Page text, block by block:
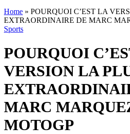
Home » POURQUOI C’EST LA
EXTRAORDINAIRE DE MARC
Sports
POURQUOI
VERSION LA
MARC
MOTOGP